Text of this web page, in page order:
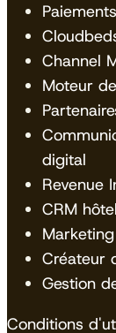
Paiements
Channel
Moteur
digital
Revenue
CRM
Créateur
Gestion
Conditions